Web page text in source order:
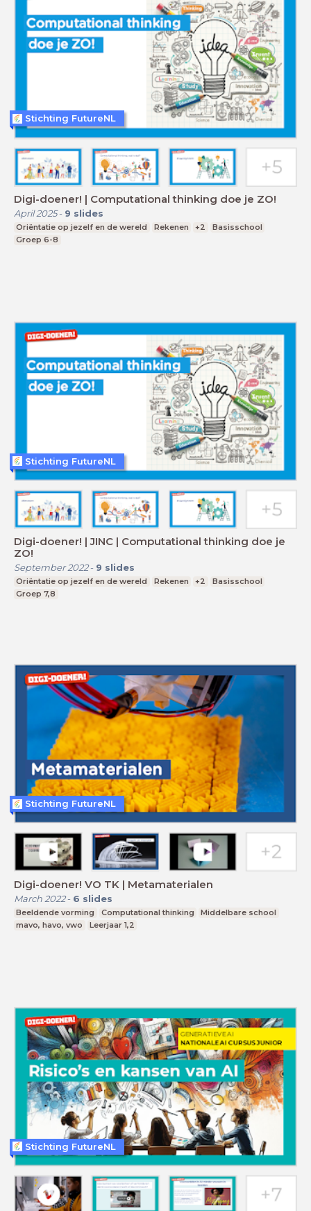
Digi-doener! | Computational thinking doe je ZO!
April 2025- 9 slides
Oriëntatie op jezelf en de wereld Rekenen +2
Basisschool
Groep 6-8
Stichting FutureNL
Digi-doener! | JINC | Computational thinking doe je
ZO!
September 2022- 9 slides
Oriëntatie op jezelf en de wereld Rekenen +2
Basisschool
Groep 7,8
Stichting FutureNL
Digi-doener! VO TK | Metamaterialen
March 2022- 6 slides
Beeldende vorming Computational thinking
Middelbare school
mavo, havo, vwo
Leerjaar 1,2
Stichting FutureNL
Stichting FutureNL